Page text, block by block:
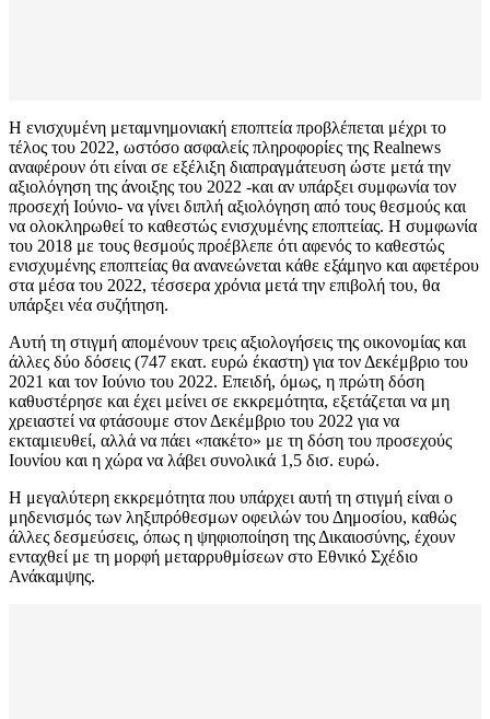
Η ενισχυμένη μεταμνημονιακή εποπτεία προβλέπεται μέχρι το
τέλος του 2022, ωστόσο ασφαλείς πληροφορίες της Realnews
αναφέρουν ότι είναι σε εξέλιξη διαπραγμάτευση ώστε μετά την
αξιολόγηση της άνοιξης του 2022 -και αν υπάρξει συμφωνία τον
προσεχή Ιούνιο- να γίνει διπλή αξιολόγηση από τους θεσμούς και
να ολοκληρωθεί το καθεστώς ενισχυμένης εποπτείας. Η συμφωνία
του 2018 με τους θεσμούς προέβλεπε ότι αφενός το καθεστώς
ενισχυμένης εποπτείας θα ανανεώνεται κάθε εξάμηνο και αφετέρου
στα μέσα του 2022, τέσσερα χρόνια μετά την επιβολή του, θα
υπάρξει νέα συζήτηση.
Αυτή τη στιγμή απομένουν τρεις αξιολογήσεις της οικονομίας και
άλλες δύο δόσεις (747 εκατ. ευρώ έκαστη) για τον Δεκέμβριο του
2021 και τον Ιούνιο του 2022. Επειδή, όμως, η πρώτη δόση
καθυστέρησε και έχει μείνει σε εκκρεμότητα, εξετάζεται να μη
χρειαστεί να φτάσουμε στον Δεκέμβριο του 2022 για να
εκταμιευθεί, αλλά να πάει «πακέτο» με τη δόση του προσεχούς
Ιουνίου και η χώρα να λάβει συνολικά 1,5 δισ. ευρώ.
H μεγαλύτερη εκκρεμότητα που υπάρχει αυτή τη στιγμή είναι ο
μηδενισμός των ληξιπρόθεσμων οφειλών του Δημοσίου, καθώς
άλλες δεσμεύσεις, όπως η ψηφιοποίηση της Δικαιοσύνης, έχουν
ενταχθεί με τη μορφή μεταρρυθμίσεων στο Εθνικό Σχέδιο
Ανάκαμψης.